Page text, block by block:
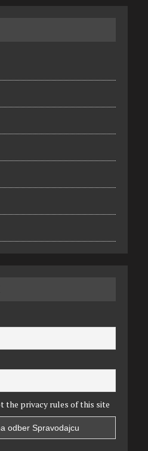
the privacy rules of this site